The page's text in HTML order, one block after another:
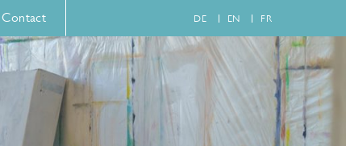
Contact DE EN FR